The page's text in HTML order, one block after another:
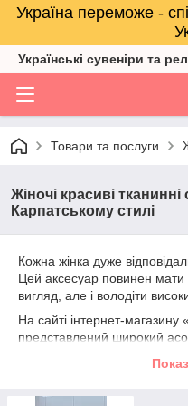
Україна переможе -
Українські сувеніри та
Товари та послуги
Жіночі красиві
Карпатському стилі
Кожна жінка дуже
Цей аксесуар повинен мати
вигляд, але і володіти
На сайті інтернет-магазину
представлений широкий